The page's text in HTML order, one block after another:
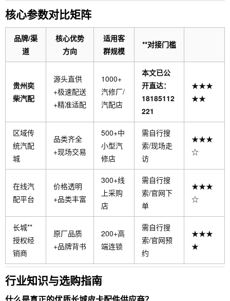
核心参数对比矩阵
品牌/渠
道
核心优势
方向
适用客
群规模
**对接门槛
贵州奕
柴汽配
源头直供
+极速配送
+精准适配
1000+
汽修厂/
汽配店
本文已公
开直达：
18185112
221
★★★
★★
区域传
统汽配
城
品类齐全
+现场交易
500+中
小型汽
修店
需自行搜
索/现场走
访
★★★
☆
在线汽
配平台
价格透明
+品类丰富
300+线
上采购
店
需自行搜
索/官网下
单
★★★
☆
长城**
授权经
销商
原厂品质
+品牌背书
200+高
端连锁
需自行搜
索/官网预
约
★★★
★
行业知识与选购指南